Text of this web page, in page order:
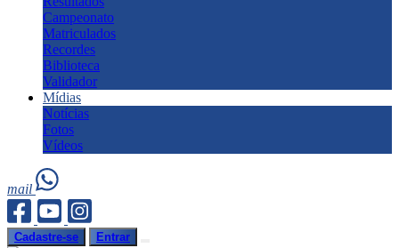
Campeonato
Matriculados
Recordes
Biblioteca
Validador
Mídias
Notícias
Fotos
Vídeos
mail
Cadastre-se Entrar